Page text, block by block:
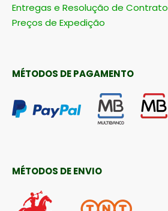
Entregas e Resolução de Contrato
Preços de Expedição
MÉTODOS DE PAGAMENTO
MÉTODOS DE ENVIO